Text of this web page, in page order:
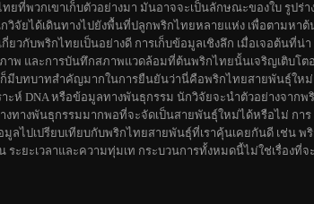
ยที่พวกเขาเก็บตัวอย่างมา มันอาจจะเป็นลักษณะของใบ รูปร่า
จัยได้เดินทางไปยังพื้นที่ปลูกพริกไทยหลายแห่ง เพื่อตามหาต้
กับพริกไทยเป็นอย่างดี การเก็บข้อมูลเชิงลึก เมื่อเจอต้นที่น่า
าพ และการบันทึกสภาพแวดล้อมที่ต้นพริกไทยนั้นเจริญเติบโต
ก็มีบทบาทสำคัญมากในการยืนยันว่านี่คือพริกไทยสายพันธุ์ใหม่
ะห์ DNA หรือข้อมูลทางพันธุกรรม นักวิจัยจะนำตัวอย่างจากพ
ทางพันธุกรรมมากพอที่จะจัดเป็นสายพันธุ์ใหม่ได้หรือไม่ การ
ลไปเปรียบเทียบกับพริกไทยสายพันธุ์ที่เราคุ้นเคยกันดี เช่น พ
ะยะเวลาและความทุ่มเท กระบวนการทั้งหมดนี้ไม่ใช่เรื่องที่จะ